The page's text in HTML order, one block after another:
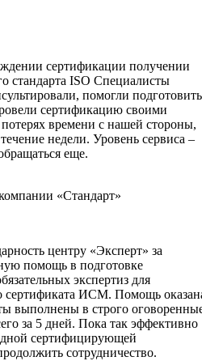
сертификации получении
стандарта ISO Специалисты
помогли подготовить
сертификацию своими
времени с нашей стороны,
недели. Уровень сервиса –
еще.
«Стандарт»
центру «Эксперт» за
помощь в подготовке
экспертиз для
сертификата ИСМ. Помощь
выполнены в строго
за 5 дней. Пока так эффективно
сертифицирующей
сотрудничество.